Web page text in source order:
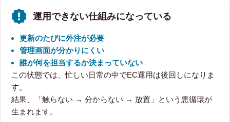
運用できない仕組みになっている
更新のたびに外注が必要
管理画面が分かりにくい
誰が何を担当するか決まっていない
この状態では、忙しい日常の中でEC運用は後回しになりま
す。
結果、「触らない → 分からない → 放置」という悪循環が
生まれます。